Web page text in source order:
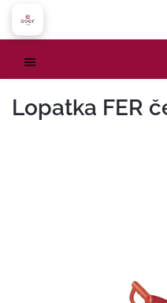
Lopatka FER